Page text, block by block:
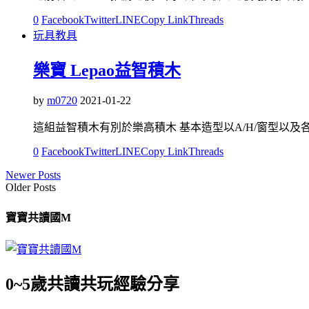
0 FacebookTwitterLINECopy LinkThreads
玩具教具
樂寶 Lepao益智積木
by m0720 2021-01-22
這組益智積木有別於樂高積木 基本造型以A/H/窗型以及
0 FacebookTwitterLINECopy LinkThreads
Newer Posts
Older Posts
寶寶共讀國M
0~5歲共讀共玩經驗分享